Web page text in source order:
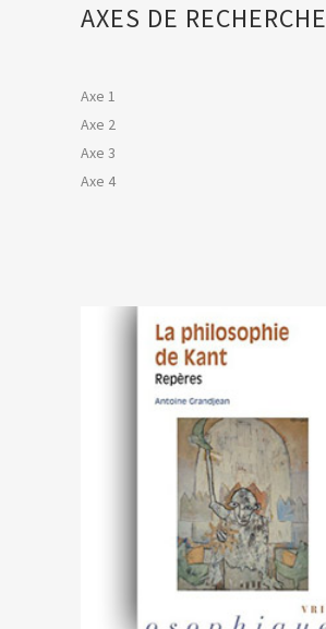
AXES DE RECHERCHE
Axe 1
Axe 2
Axe 3
Axe 4